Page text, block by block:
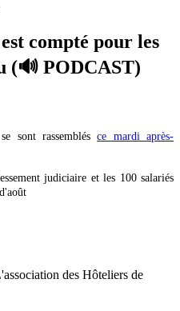
compté pour les
(🔊 PODCAST)
sont rassemblésce mardi après-
judiciaire et les 100 salariés